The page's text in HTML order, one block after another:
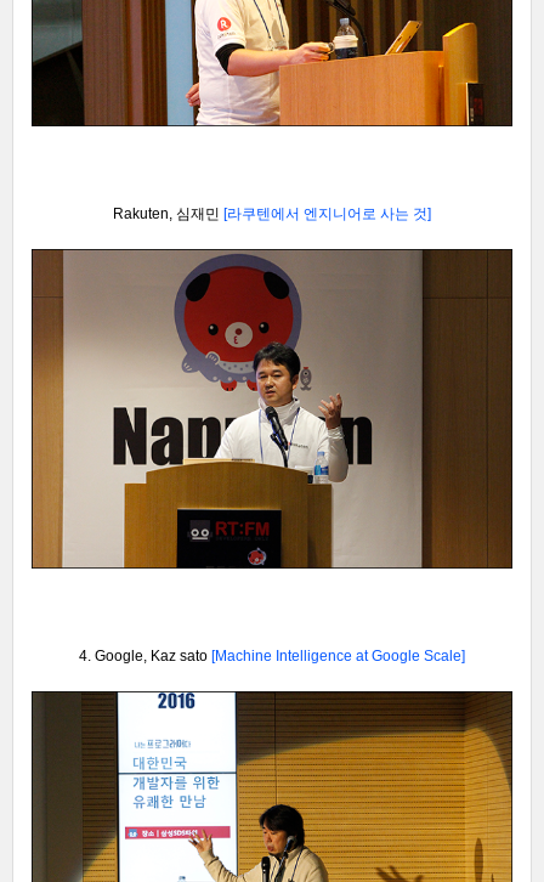
Rakuten, 심재민 [라쿠텐에서 엔지니어로 사는 것]
4. Google, Kaz sato [Machine Intelligence at Google Scale]